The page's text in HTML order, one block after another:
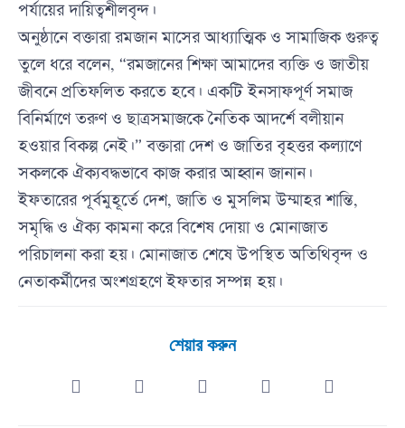
পর্যায়ের দায়িত্বশীলবৃন্দ।
অনুষ্ঠানে বক্তারা রমজান মাসের আধ্যাত্মিক ও সামাজিক গুরুত্ব
তুলে ধরে বলেন, “রমজানের শিক্ষা আমাদের ব্যক্তি ও জাতীয়
জীবনে প্রতিফলিত করতে হবে। একটি ইনসাফপূর্ণ সমাজ
বিনির্মাণে তরুণ ও ছাত্রসমাজকে নৈতিক আদর্শে বলীয়ান
হওয়ার বিকল্প নেই।” বক্তারা দেশ ও জাতির বৃহত্তর কল্যাণে
সকলকে ঐক্যবদ্ধভাবে কাজ করার আহ্বান জানান।
ইফতারের পূর্বমুহূর্তে দেশ, জাতি ও মুসলিম উম্মাহর শান্তি,
সমৃদ্ধি ও ঐক্য কামনা করে বিশেষ দোয়া ও মোনাজাত
পরিচালনা করা হয়। মোনাজাত শেষে উপস্থিত অতিথিবৃন্দ ও
নেতাকর্মীদের অংশগ্রহণে ইফতার সম্পন্ন হয়।
শেয়ার করুন